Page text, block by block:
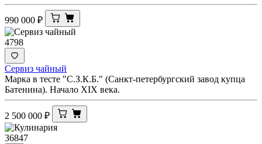
990 000 ₽
4798
Сервиз чайный
Марка в тесте "С.З.К.Б." (Санкт-петербургский завод купца
Батенина). Начало XIX века.
2 500 000 ₽
36847